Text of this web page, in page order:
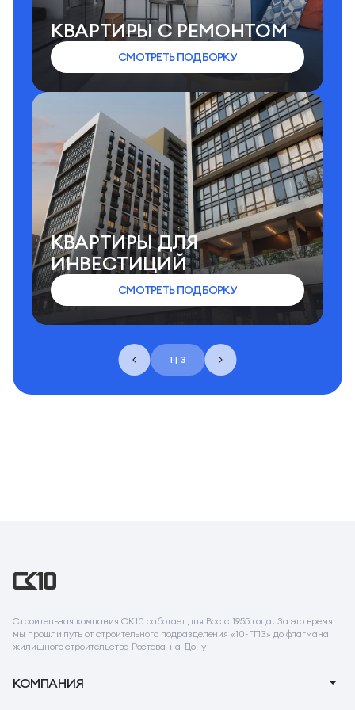
1 | 3
КВАРТИРЫ C РЕМОНТОМ
СМОТРЕТЬ ПОДБОРКУ
КВАРТИРЫ ДЛЯ
ИНВЕСТИЦИЙ
СМОТРЕТЬ ПОДБОРКУ
Строительная компания СК10 работает для Вас с 1955 года. За это время
мы прошли путь от строительного подразделения «10-ГПЗ» до флагмана
жилищного строительства Ростова-на-Дону
КОМПАНИЯ